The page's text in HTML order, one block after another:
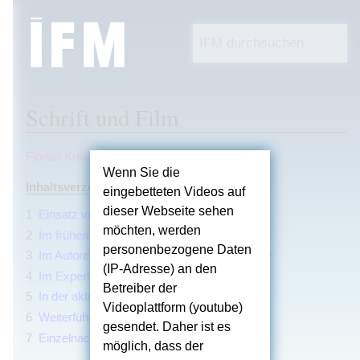
Florian Krautkrämer
Inhaltsverzeichnis
1
Einsatz von Schrift im Stummfilm
2
Im frühen Tonfilm
3
Im Autorenkino der 1960er und 1970er Jahre
4 Im Experimentalfilm
5
In der aktuellen Filmproduktion
6 Weiterführende Links
7 Einzelnachweise
Wenn Sie die
eingebetteten Videos auf
dieser Webseite sehen
möchten, werden
personenbezogene Daten
(IP-Adresse) an den
Betreiber der
Videoplattform (youtube)
gesendet. Daher ist es
möglich, dass der